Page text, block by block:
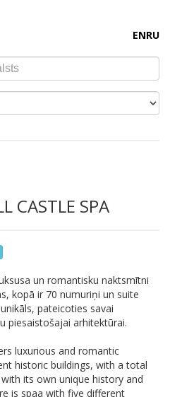
ENRU
CASTLE SPA
un romantisku naktsmītni
kopā ir 70 numuriņi un suite
pateicoties savai
piesaistošajai arhitektūrai.
luxurious and romantic
historic buildings, with a total
its own unique history and
is spaa with five different